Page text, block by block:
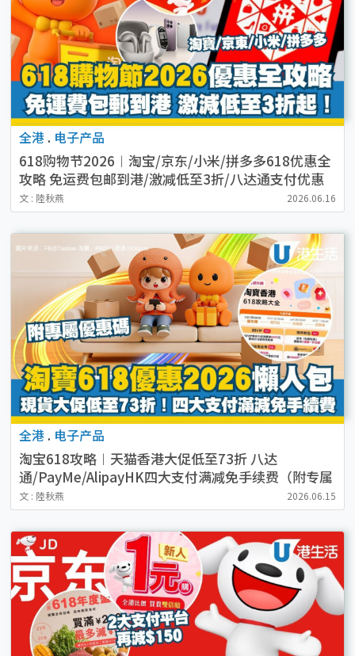
全港 . 电子产品
618购物节2026︱淘宝/京东/小米/拼多多618优惠全
攻略 免运费包邮到港/激减低至3折/八达通支付优惠
码
文 : 陸秋燕 2026.06.16
全港 . 电子产品
淘宝618攻略︱天猫香港大促低至73折 八达
通/PayMe/AlipayHK四大支付满减免手续费（附专属
优惠码）
文 : 陸秋燕 2026.06.15